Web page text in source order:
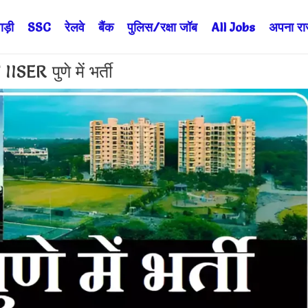
SSC रेलवे बैंक पुलिस/रक्षा जॉब All Jobs अपना
पुणे में भर्ती